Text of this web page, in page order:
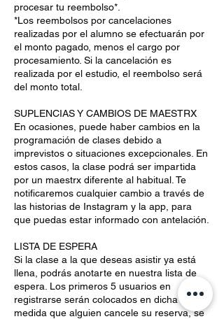
procesar tu reembolso*.
*Los reembolsos por cancelaciones
realizadas por el alumno se efectuarán por
el monto pagado, menos el cargo por
procesamiento. Si la cancelación es
realizada por el estudio, el reembolso será
del monto total.
SUPLENCIAS Y CAMBIOS DE MAESTRX
En ocasiones, puede haber cambios en la
programación de clases debido a
imprevistos o situaciones excepcionales. En
estos casos, la clase podrá ser impartida
por un maestrx diferente al habitual. Te
notificaremos cualquier cambio a través de
las historias de Instagram y la app, para
que puedas estar informado con antelación.
LISTA DE ESPERA
Si la clase a la que deseas asistir ya está
llena, podrás anotarte en nuestra lista de
espera. Los primeros 5 usuarios en
registrarse serán colocados en dicha lista. A
medida que alguien cancele su reserva, se